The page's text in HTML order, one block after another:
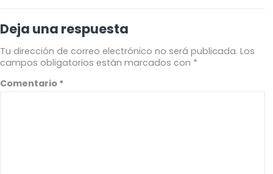
Deja una respuesta
Tu dirección de correo electrónico no será publicada. Los
campos obligatorios están marcados con *
Comentario *